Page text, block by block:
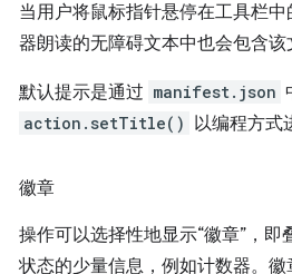
当用户将鼠标指针悬停在工具栏
器朗读的无障碍文本中也会包含该
默认提示是通过 manifest.json
action.setTitle() 以编程方式
徽章
操作可以选择性地显示“徽章”，
状态的少量信息，例如计数器。